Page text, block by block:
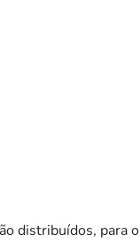
distribuídos, para o